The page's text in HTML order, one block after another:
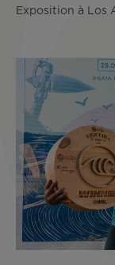
Exposition à Los